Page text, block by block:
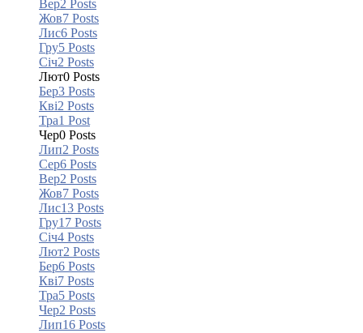
Вер2 Posts
Жов7 Posts
Лис6 Posts
Гру5 Posts
Січ2 Posts
Лют0 Posts
Бер3 Posts
Кві2 Posts
Тра1 Post
Чер0 Posts
Лип2 Posts
Сер6 Posts
Вер2 Posts
Жов7 Posts
Лис13 Posts
Гру17 Posts
Січ4 Posts
Лют2 Posts
Бер6 Posts
Кві7 Posts
Тра5 Posts
Чер2 Posts
Лип16 Posts